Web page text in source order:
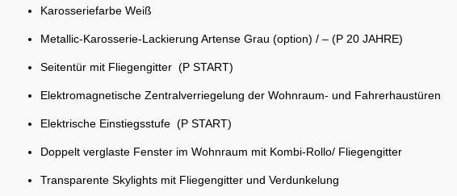
Karosseriefarbe Weiß
Metallic-Karosserie-Lackierung Artense Grau (option) / – (P 20 JAHRE)
Seitentür mit Fliegengitter (P START)
Elektromagnetische Zentralverriegelung der Wohnraum- und Fahrerhaustüren
Elektrische Einstiegsstufe (P START)
Doppelt verglaste Fenster im Wohnraum mit Kombi-Rollo/ Fliegengitter
Transparente Skylights mit Fliegengitter und Verdunkelung